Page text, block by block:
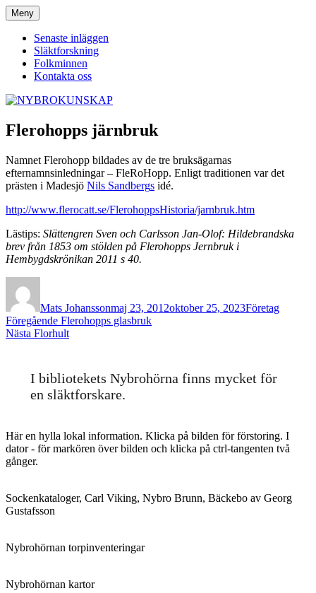
Hoppa
till
innehåll
NYBROKUNSKAP
Meny
Senaste inläggen
Släktforskning
Folkminnen
Kontakta oss
Flerohopps järnbruk
Namnet Flerohopp bildades av de tre bruksägarnas
efternamnsinledningar – FleRoHopp. Enligt traditionen var det
prästen i Madesjö Nils Sandbergs idé.
http://www.flerocatt.se/FlerohoppsHistoria/jarnbruk.htm
Lästips: Slättengren Sven och Carlsson Jan-Olof: Hildebrandska
brev från 1853 om stölden på Flerohopps Jernbruk i
Hembygdskrönikan 2011 s 40.
Mats Johanssonmaj 23, 2012oktober 25, 2023Företag
Inläggsnavigering
Föregående Föregående
inlägg:
Flerohopps glasbruk
Nästa Nästa
Florhult
I bibliotekets Nybrohörna finns mycket för
en släktforskare.
Här en hylla lokal information. Klicka på bilden för förstoring. I
dator - för markören över bilden och klicka på ctrl-tangenten två
gånger.
Sockenkataloger, Carl Viking, Nybro Brunn, Bäckebo av Georg
Gustafsson
Nybrohörnan torpinventeringar
Nybrohörnan kartor